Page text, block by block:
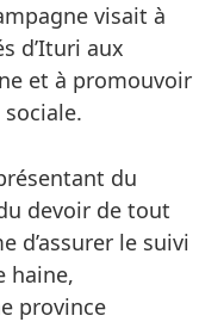
visait à
d’Ituri aux
et à promouvoir
du
devoir de tout
d’assurer le suivi
haine,
province